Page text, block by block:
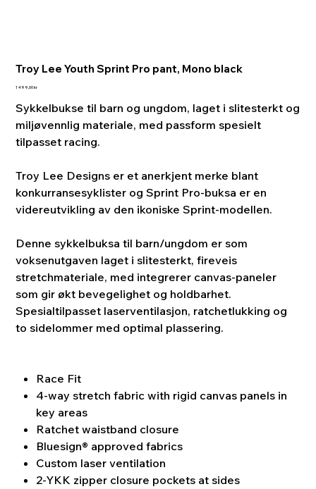
Troy Lee Youth Sprint Pro pant, Mono black
Pris
1 499,00 kr
Sykkelbukse til barn og ungdom, laget i slitesterkt og
miljøvennlig materiale, med passform spesielt
tilpasset racing.
Troy Lee Designs er et anerkjent merke blant
konkurransesyklister og Sprint Pro-buksa er en
videreutvikling av den ikoniske Sprint-modellen.
Denne sykkelbuksa til barn/ungdom er som
voksenutgaven laget i slitesterkt, fireveis
stretchmateriale, med integrerer canvas-paneler
som gir økt bevegelighet og holdbarhet.
Spesialtilpasset laserventilasjon, ratchetlukking og
to sidelommer med optimal plassering.
Race Fit
4-way stretch fabric with rigid canvas panels in
key areas
Ratchet waistband closure
Bluesign® approved fabrics
Custom laser ventilation
2-YKK zipper closure pockets at sides